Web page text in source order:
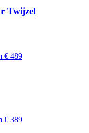
Twijzel
€ 489
€ 389